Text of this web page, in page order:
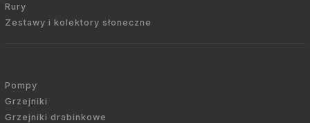
Rury
Zestawy i kolektory słoneczne
Pompy
Grzejniki
Grzejniki drabinkowe